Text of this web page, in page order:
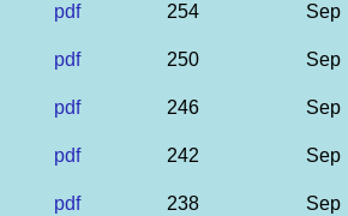
pdf 254 Sep
pdf 250 Sep
pdf 246 Sep
pdf 242 Sep
pdf 238 Sep